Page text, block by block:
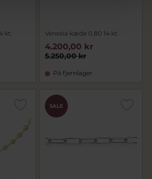
kt. Venezia kæde 0,80 14 kt.
5.250,00 kr
4.200,00 kr
På fjernlager
SALE